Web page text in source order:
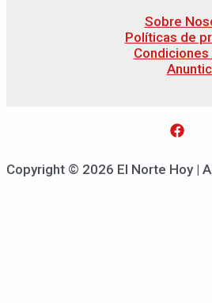
Sobre
Políticas de
Condiciones
Copyright © 2026 El Norte Hoy |